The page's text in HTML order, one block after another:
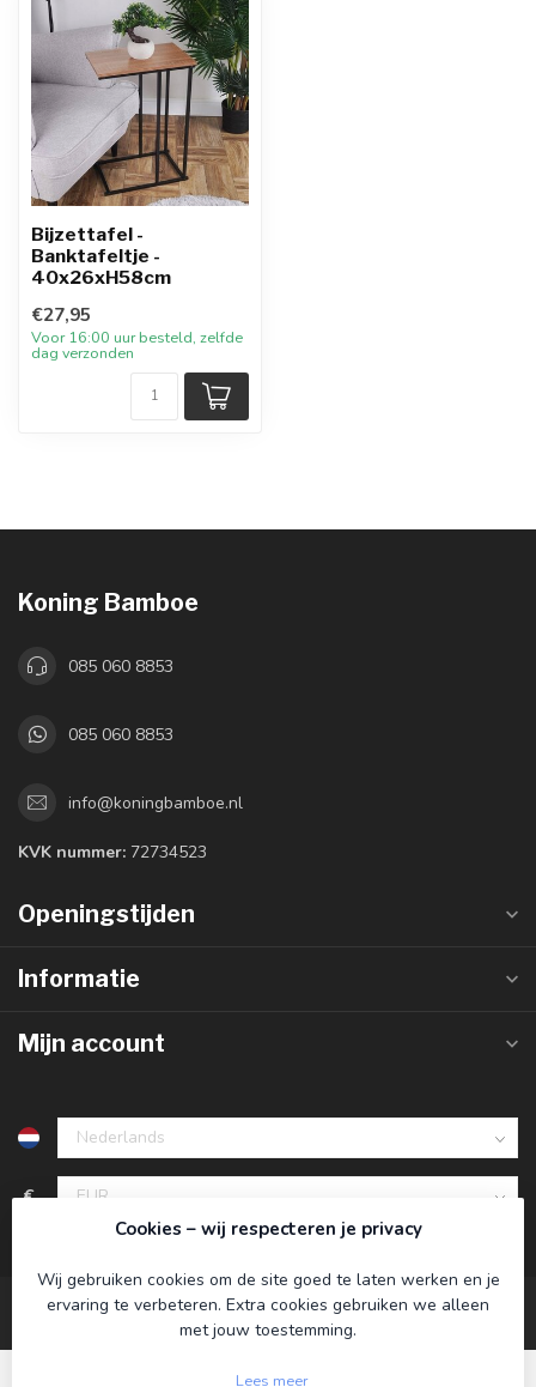
Bijzettafel -
Banktafeltje -
40x26xH58cm
€27,95
Voor 16:00 uur besteld, zelfde
dag verzonden
Koning Bamboe
085 060 8853
085 060 8853
info@koningbamboe.nl
KVK nummer: 72734523
Openingstijden
Informatie
Mijn account
€
Cookies – wij respecteren je privacy
Wij gebruiken cookies om de site goed te laten werken en je
ervaring te verbeteren. Extra cookies gebruiken we alleen
met jouw toestemming.
Lees meer